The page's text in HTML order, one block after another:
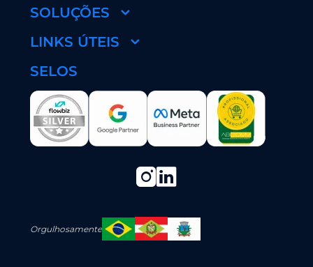
SOLUÇÕES
LINKS ÚTEIS
SELOS
Orgulhosamente